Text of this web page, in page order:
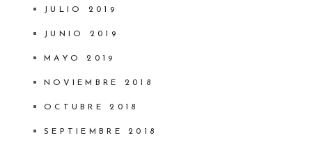
JULIO 2019
JUNIO 2019
MAYO 2019
NOVIEMBRE 2018
OCTUBRE 2018
SEPTIEMBRE 2018